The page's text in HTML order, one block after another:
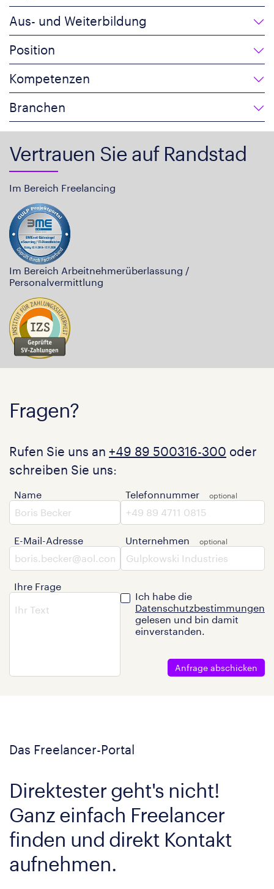
Aus- und Weiterbildung
Position
Kompetenzen
Branchen
Vertrauen Sie auf Randstad
Im Bereich Freelancing
Im Bereich Arbeitnehmerüberlassung /
Personalvermittlung
Fragen?
Rufen Sie uns an +49 89 500316-300 oder
schreiben Sie uns:
Name
E-Mail-Adresse
Ihre Frage
Telefonnummer
Unternehmen
Ich habe die
Datenschutzbestimmungen
gelesen und bin damit
einverstanden.
Anfrage abschicken
Das Freelancer-Portal
Direktester geht's nicht!
Ganz einfach Freelancer
finden und direkt Kontakt
aufnehmen.